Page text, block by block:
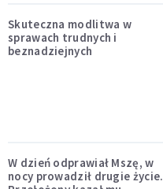
Skuteczna modlitwa w
sprawach trudnych i
beznadziejnych
W dzień odprawiał Mszę, w
nocy prowadził drugie życie.